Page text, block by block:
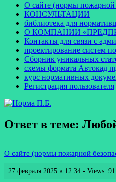
О сайте (нормы пожарной
КОНСУЛЬТАЦИИ
библиотека для
О КОМПАНИИ
Контакты для связи с
проектирование систем
Сборник уникальных
схемы формата Автокад
курс нормативных
Регистрация пользователя
Ответ в теме:
О сайте (нормы пожарной
27 февраля 2025 в 12:34 - Views: 91